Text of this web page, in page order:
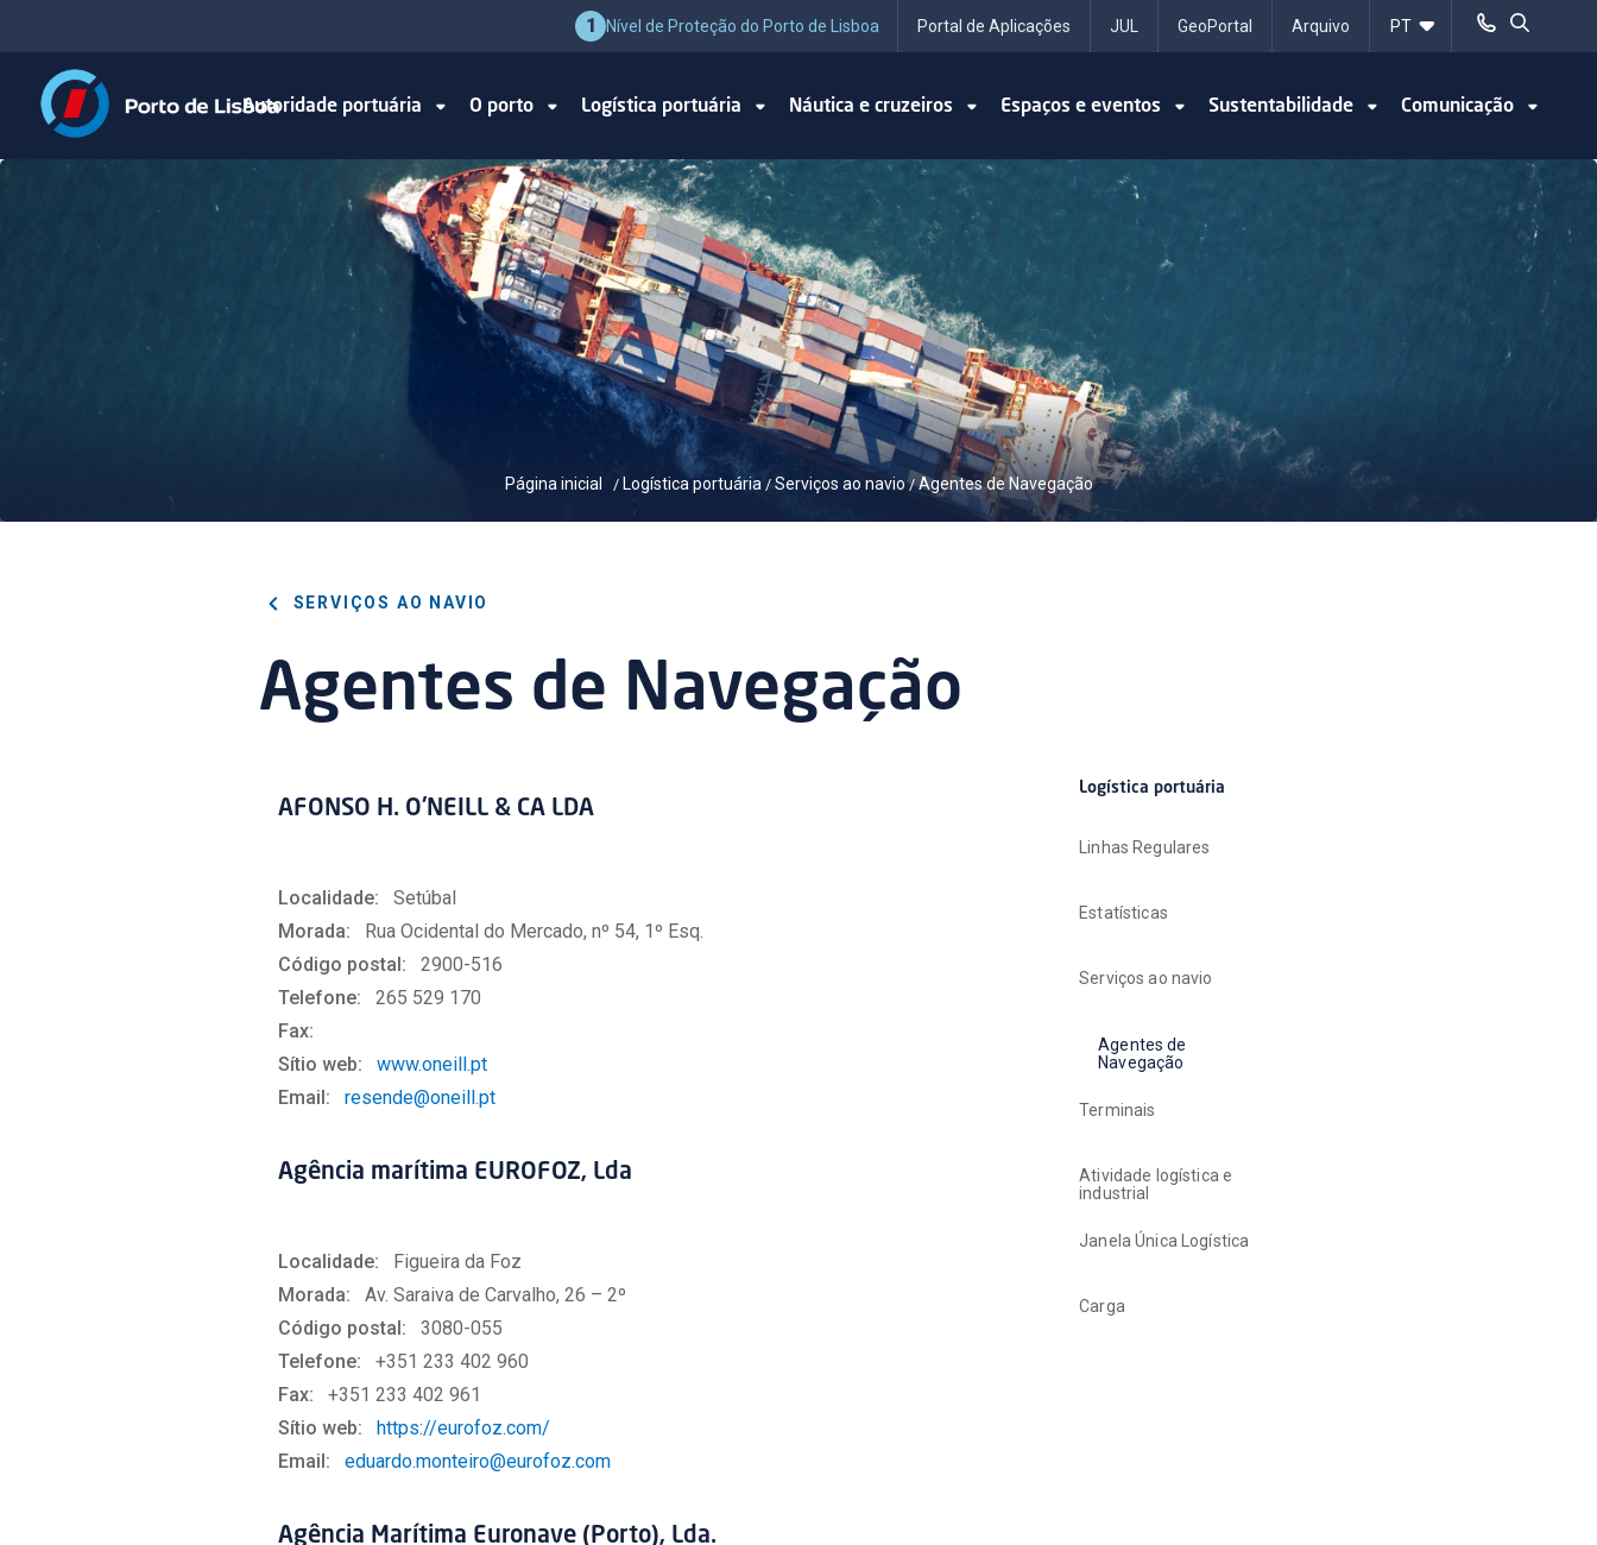
1 Nível de Proteção do Porto de Lisboa Portal de Aplicações JUL GeoPortal Arquivo
Autoridade portuária O porto Logística portuária Náutica e cruzeiros Espaços e eventos Sustentabilidade Comunicação
Página inicial / Logística portuária/ Serviços ao navio/Agentes de Navegação
SERVIÇOS AO NAVIO
Agentes de Navegação
AFONSO H. O'NEILL & CA LDA
Localidade:
Setúbal
Morada:
Rua Ocidental do Mercado, nº 54, 1º Esq.
Código postal:
2900-516
Telefone:
265 529 170
Fax:
Sítio web:
www.oneill.pt
Email:
resende@oneill.pt
Agência marítima EUROFOZ, Lda
Localidade:
Figueira da Foz
Morada:
Av. Saraiva de Carvalho, 26 – 2º
Código postal:
3080-055
Telefone:
+351 233 402 960
Fax:
+351 233 402 961
Sítio web:
https://eurofoz.com/
Email:
eduardo.monteiro@eurofoz.com
Agência Marítima Euronave (Porto), Lda.
Logística portuária
Linhas Regulares
Estatísticas
Serviços ao navio
Agentes de
Navegação
Terminais
Atividade logística e
industrial
Janela Única Logística
Carga